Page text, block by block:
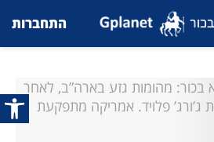
פתח
התחברות